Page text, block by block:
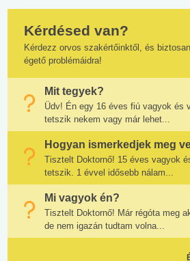
Kérdésed van?
Kérdezz orvos szakértőinktől, és
égető problémáidra!
Mit tegyek?
Üdv! Én egy 16 éves fiú vagyok és
tetszik nekem vagy már lehet...
Hogyan ismerkedjek meg
Tisztelt Doktornő! 15 éves vagyok
tetszik. 1 évvel idősebb nálam...
Mi vagyok én?
Tisztelt Doktornő! Már régóta meg
de nem igazán tudtam volna...